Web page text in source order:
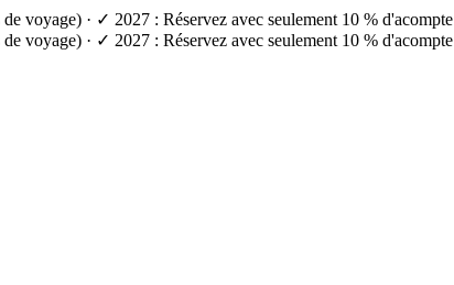
voyage) · ✓ 2027 : Réservez avec seulement 10 % d'acompte
voyage) · ✓ 2027 : Réservez avec seulement 10 % d'acompte